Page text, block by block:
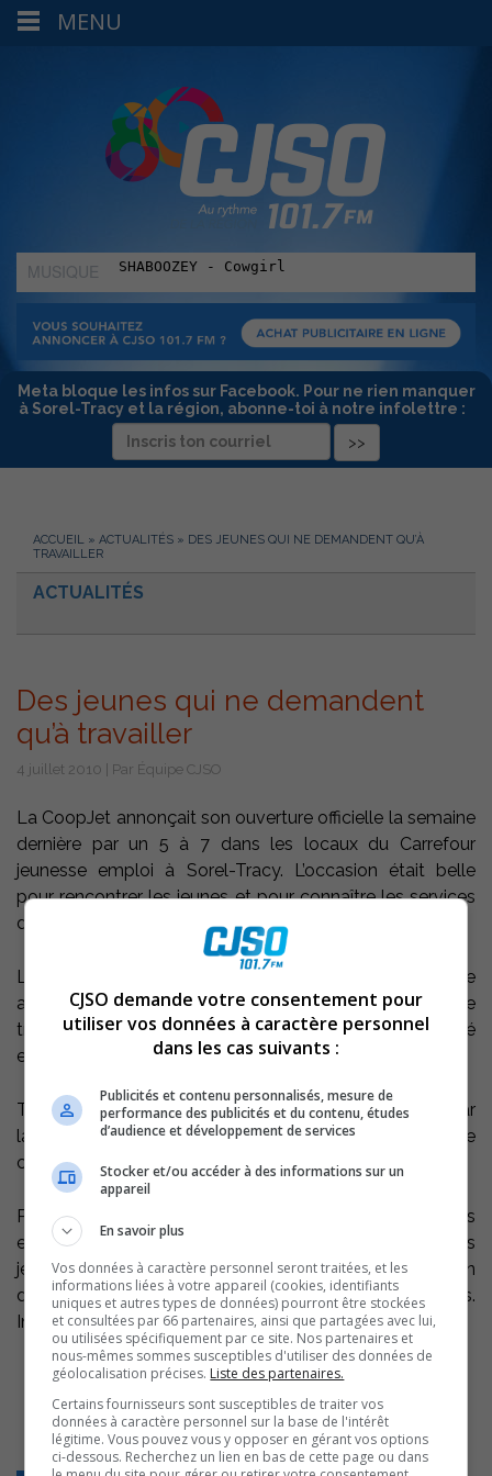
MUSIQUE
:
Meta bloque les infos sur Facebook. Pour ne rien manquer
à Sorel-Tracy et la région, abonne-toi à notre infolettre :
ACCUEIL » ACTUALITÉS » DES JEUNES QUI NE DEMANDENT QU’À
TRAVAILLER
ACTUALITÉS
Des jeunes qui ne demandent
qu’à travailler
4 juillet 2010 | Par Équipe CJSO
La CoopJet annonçait son ouverture officielle la semaine
dernière par un 5 à 7 dans les locaux du Carrefour
jeunesse emploi à Sorel-Tracy. L’occasion était belle
pour rencontrer les jeunes et pour connaître les services
de la CoopJet.
Les jeunes coopérants veulent rendre leur entreprise
active et dynamique ouverte sur les expériences de
travail qui leur apporteront l’autonomie, la responsabilité
et l’engagement.
Tous ces jeunes méritent d’être connus et reconnus par
la communauté. L’avenir passe par eux…il faut leur faire
confiance. Informations : 450 743-1441, poste 215.
Par ailleurs une autre coopérative jeunesse de services
est active depuis six ans du côté de Saint-Ours. Les
jeunes sont disponibles pour vous aider à réaliser plein
de travaux qui développeront leurs aptitudes.
Informations : 450 785-2881.
MENU
CJSO demande votre consentement pour
utiliser vos données à caractère personnel
dans les cas suivants :
Publicités et contenu personnalisés, mesure de
performance des publicités et du contenu, études
d’audience et développement de services
Stocker et/ou accéder à des informations sur un
appareil
En savoir plus
Vos données à caractère personnel seront traitées, et les
informations liées à votre appareil (cookies, identifiants
uniques et autres types de données) pourront être stockées
et consultées par 66 partenaires, ainsi que partagées avec lui,
ou utilisées spécifiquement par ce site. Nos partenaires et
nous-mêmes sommes susceptibles d'utiliser des données de
géolocalisation précises. Liste des partenaires.
Certains fournisseurs sont susceptibles de traiter vos
données à caractère personnel sur la base de l'intérêt
légitime. Vous pouvez vous y opposer en gérant vos options
ci-dessous. Recherchez un lien en bas de cette page ou dans